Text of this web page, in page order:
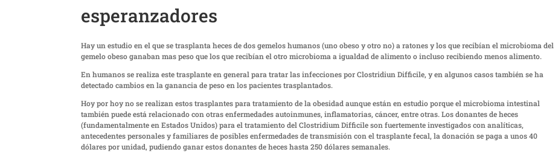
esperanzadores
Hay un estudio en el que se trasplanta heces de dos gemelos humanos (uno obeso y otro no) a ratones y los que recibían el microbioma del
gemelo obeso ganaban mas peso que los que recibían el otro microbioma a igualdad de alimento o incluso recibiendo menos alimento.
En humanos se realiza este trasplante en general para tratar las infecciones por Clostridiun Difficile, y en algunos casos también se ha
detectado cambios en la ganancia de peso en los pacientes trasplantados.
Hoy por hoy no se realizan estos trasplantes para tratamiento de la obesidad aunque están en estudio porque el microbioma intestinal
también puede está relacionado con otras enfermedades autoinmunes, inflamatorias, cáncer, entre otras. Los donantes de heces
(fundamentalmente en Estados Unidos) para el tratamiento del Clostridium Difficile son fuertemente investigados con analíticas,
antecedentes personales y familiares de posibles enfermedades de transmisión con el trasplante fecal, la donación se paga a unos 40
dólares por unidad, pudiendo ganar estos donantes de heces hasta 250 dólares semanales.